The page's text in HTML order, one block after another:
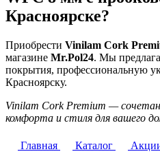
Красноярске?
Приобрести Vinilam Cork
магазине Mr.Pol24. Мы
покрытия, профессиональную
Красноярску.
Vinilam Cork Premium —
комфорта и стиля для вашего
Главная Каталог